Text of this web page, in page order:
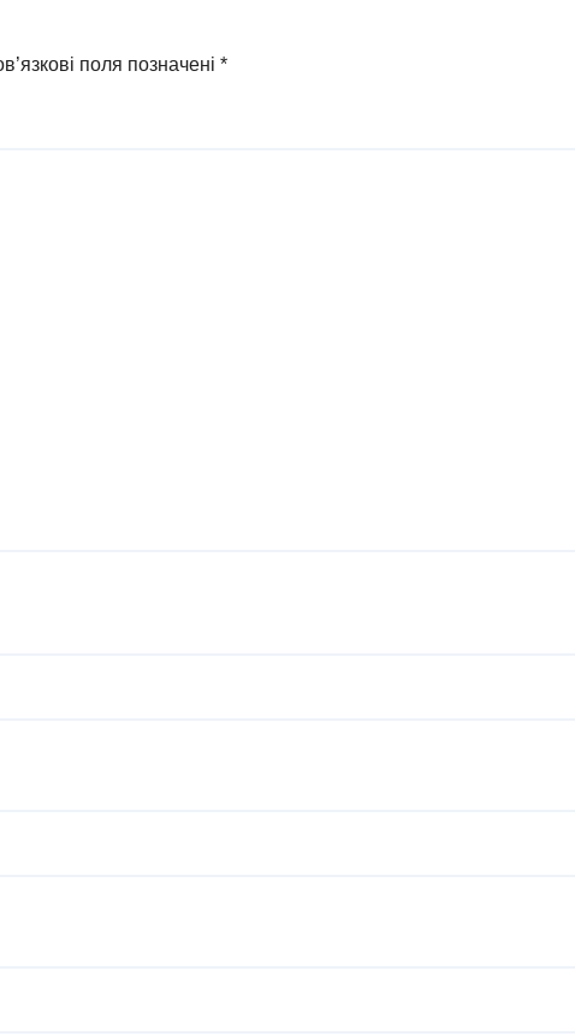
поля позначені *